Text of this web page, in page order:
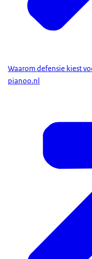
Waarom defensie kiest
pianoo.nl